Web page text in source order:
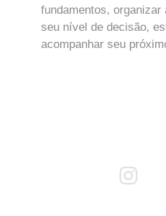
fundamentos, organizar
seu nível de decisão,
acompanhar seu